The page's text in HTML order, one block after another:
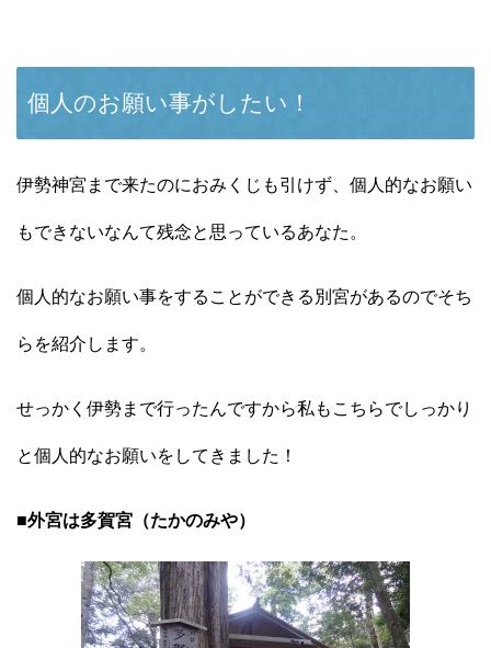
個人のお願い事がしたい！
伊勢神宮まで来たのにおみくじも引けず、個人的なお願い
もできないなんて残念と思っているあなた。
個人的なお願い事をすることができる別宮があるのでそち
らを紹介します。
せっかく伊勢まで行ったんですから私もこちらでしっかり
と個人的なお願いをしてきました！
■外宮は多賀宮（たかのみや）